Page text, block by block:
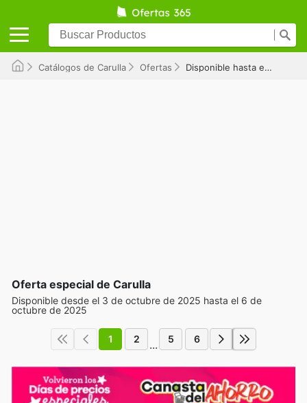
Catálogos de Carulla Ofertas Disponible hasta el 06/10/2025
Oferta especial de Carulla
Disponible desde el 3 de octubre de 2025 hasta el 6 de
octubre de 2025
1 2 ... 5 6